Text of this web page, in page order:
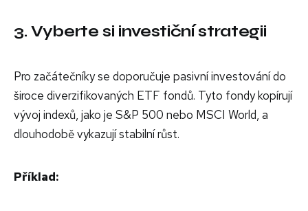
3. Vyberte si investiční strategii
Pro začátečníky se doporučuje pasivní investování do
široce diverzifikovaných ETF fondů. Tyto fondy kopírují
vývoj indexů, jako je S&P 500 nebo MSCI World, a
dlouhodobě vykazují stabilní růst.
Příklad: